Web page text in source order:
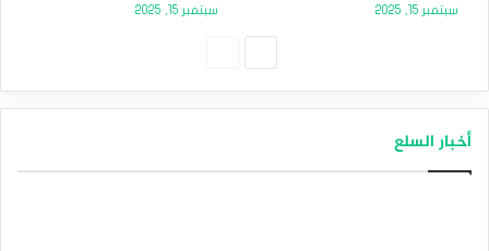
سبتمبر 15, 2025 سبتمبر 15, 2025
أخبار السلع